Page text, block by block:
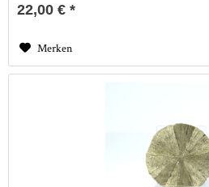
22,00 € *
Merken